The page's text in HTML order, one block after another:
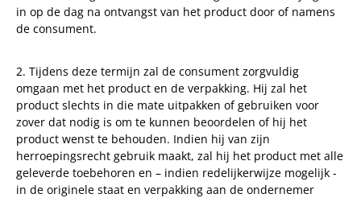
in op de dag na ontvangst van het product door of namens
de consument.
2. Tijdens deze termijn zal de consument zorgvuldig
omgaan met het product en de verpakking. Hij zal het
product slechts in die mate uitpakken of gebruiken voor
zover dat nodig is om te kunnen beoordelen of hij het
product wenst te behouden. Indien hij van zijn
herroepingsrecht gebruik maakt, zal hij het product met alle
geleverde toebehoren en – indien redelijkerwijze mogelijk -
in de originele staat en verpakking aan de ondernemer